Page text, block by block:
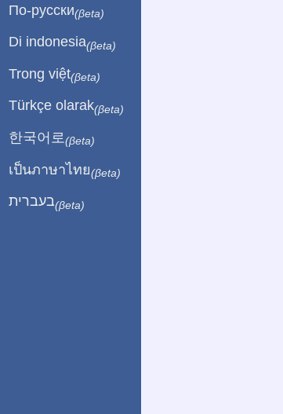
По-русски(βeta)
Di indonesia(βeta)
Trong việt(βeta)
Türkçe olarak(βeta)
한국어로 (βeta)
เป็นภาษาไทย(βeta)
בעברית(βeta)